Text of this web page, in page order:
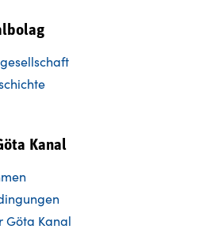
Kanal
Göta Kanal